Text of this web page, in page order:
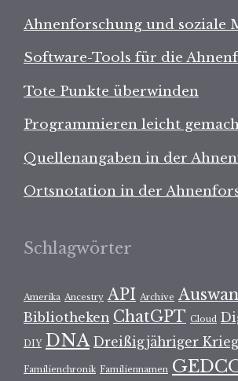
Ahnenforschung und soziale
Software-Tools für die
Tote Punkte überwinden
Programmieren leicht
Quellenangaben in der
Ortsnotation in der
Schlagwörter
Amerika Ancestry API Archive
Bibliotheken ChatGPT Cloud
DIY DNA Dreißigjähriger Krieg
Familienchronik Familiennamen